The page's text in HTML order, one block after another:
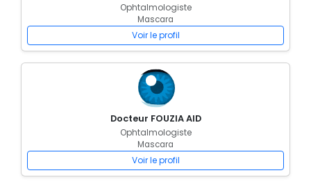
Ophtalmologiste
Mascara
Voir le profil
Docteur FOUZIA AID
Ophtalmologiste
Mascara
Voir le profil